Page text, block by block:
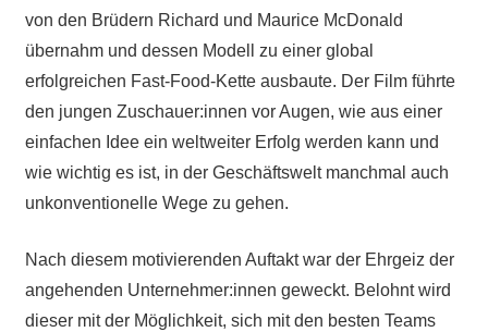
von den Brüdern Richard und Maurice McDonald
übernahm und dessen Modell zu einer global
erfolgreichen Fast-Food-Kette ausbaute. Der Film führte
den jungen Zuschauer:innen vor Augen, wie aus einer
einfachen Idee ein weltweiter Erfolg werden kann und
wie wichtig es ist, in der Geschäftswelt manchmal auch
unkonventionelle Wege zu gehen.
Nach diesem motivierenden Auftakt war der Ehrgeiz der
angehenden Unternehmer:innen geweckt. Belohnt wird
dieser mit der Möglichkeit, sich mit den besten Teams